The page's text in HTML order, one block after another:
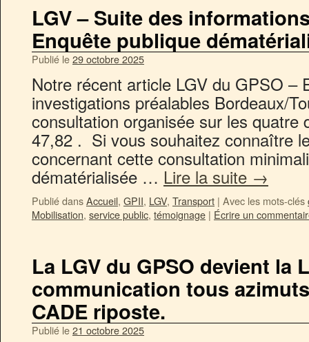
LGV – Suite des
Enquête publique
Publié le29 octobre 2025
Notre récent article LGV du GPSO –
investigations préalables Bordeaux/
consultation organisée sur les quatre
47,82 . Si vous souhaitez connaître
concernant cette consultation
dématérialisée … Lire la suite →
Publié dansAccueil, GPII, LGV, Transport | Avec les mots-clés
Mobilisation, service public, témoignage | Écrire un
La LGV du GPSO devient la
communication tous
CADE riposte.
Publié le21 octobre 2025